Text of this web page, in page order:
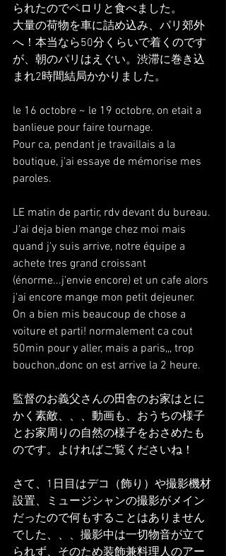
られたのでペロリと食べました。
大量の荷物を車に詰め込み、パリ郊外
へ！本当なら50分くらいで着くのです
が、朝のパリはえぐい。渋滞に巻き込
まれ2時間結局かかりました。
le 16 octobre ~ le 19 octobre, on etait a
banlieue pour faire tournage.
Pour ca, pendant je travaillais a la
boutique, j'ai essaye de mémorise mes
paroles.
LE matin de partir, rdv devant du bureau.
J'ai deja bien mange chez moi mais
quand j'y suis arrive, notre équipe a
achete tres grand croissant
(énorme...j'envie encore) et un cafe alors
j'ai encore mange mon petit dejeuner.
On a bien mis beaucoup de chose a
voiture et parti! normalement ca cout
50min pour y aller, mais a paris,,, trop
bouchon,,donc on est arrive la 2 heure.
監督のお義父さんの田舎のお家はとに
かく素敵、、、動画も、おうちの様子
とお家周りの自然の様子をおさめたも
のです。よければご覧くださいね！
さて、1日目はデコ（飾り）や撮影機材
設置、ミュージシャンの撮影がメイン
だったので何もすることはありません
でした、、、撮影中は一切物音が立て
られず、そのため装飾兼料理人のアー